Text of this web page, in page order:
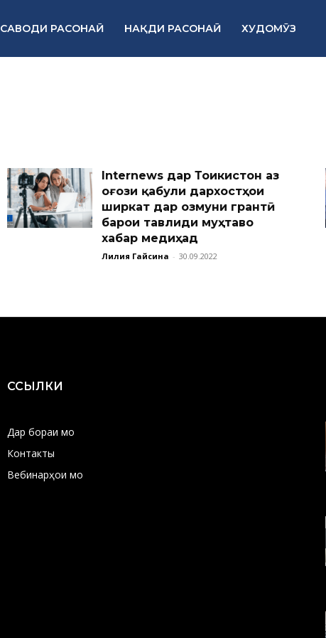
САВОДИ РАСОНАӢ НАҚДИ РАСОНАӢ ХУДОМӮЗ
Internews дар Тоҷикистон аз
оғози қабули дархостҳои
ширкат дар озмуни грантӣ
барои тавлиди муҳтаво
хабар медиҳад
Лилия Гайсина - 30.09.2022
ССЫЛКИ
Дар бораи мо
Контакты
Вебинарҳои мо